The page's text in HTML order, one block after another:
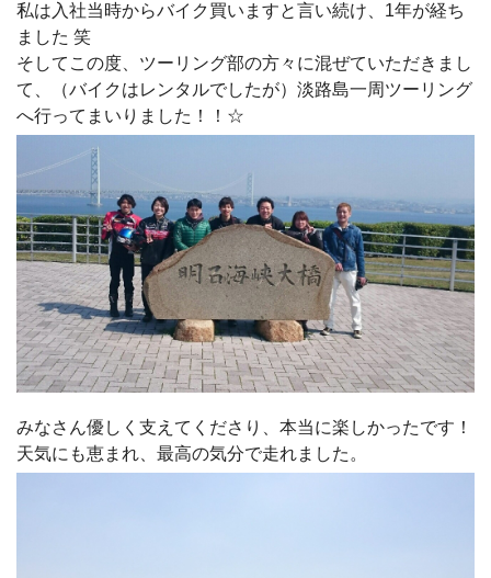
私は入社当時からバイク買いますと言い続け、1年が経ち
ました 笑
そしてこの度、ツーリング部の方々に混ぜていただきまし
て、（バイクはレンタルでしたが）淡路島一周ツーリング
へ行ってまいりました！！☆
みなさん優しく支えてくださり、本当に楽しかったです！
天気にも恵まれ、最高の気分で走れました。